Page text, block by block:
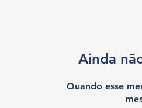
Ainda
Quando esse